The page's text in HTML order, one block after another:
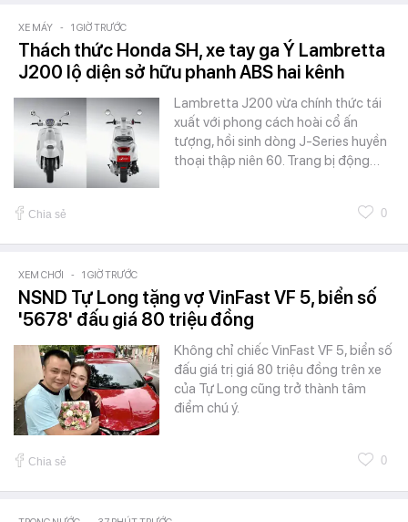
XE MÁY - 1 GIỜ TRƯỚC
Thách thức Honda SH, xe tay ga Ý Lambretta
J200 lộ diện sở hữu phanh ABS hai kênh
Lambretta J200 vừa chính thức tái
xuất với phong cách hoài cổ ấn
tượng, hồi sinh dòng J-Series huyền
thoại thập niên 60. Trang bị động…
Chia sẻ 0
XEM CHƠI - 1 GIỜ TRƯỚC
NSND Tự Long tặng vợ VinFast VF 5, biển số
'5678' đấu giá 80 triệu đồng
Không chỉ chiếc VinFast VF 5, biển số
đấu giá trị giá 80 triệu đồng trên xe
của Tự Long cũng trở thành tâm
điểm chú ý.
Chia sẻ 0